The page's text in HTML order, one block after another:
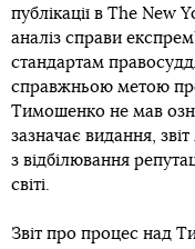
публікації в The New
аналіз справи
стандартам
справжньою метою
Тимошенко не мав
зазначає видання,
з відбілювання
світі.
Звіт про процес над